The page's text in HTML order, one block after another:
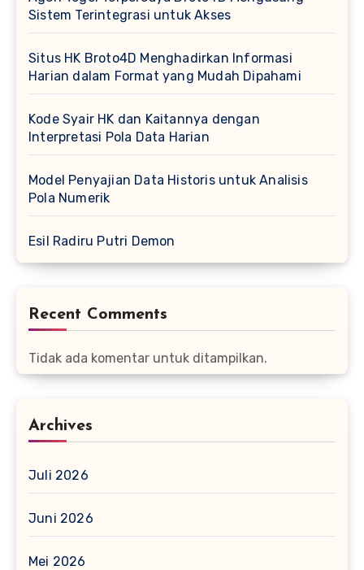
Sistem Terintegrasi untuk Akses
Situs HK Broto4D Menghadirkan Informasi
Harian dalam Format yang Mudah Dipahami
Kode Syair HK dan Kaitannya dengan
Interpretasi Pola Data Harian
Model Penyajian Data Historis untuk Analisis
Pola Numerik
Esil Radiru Putri Demon
Recent Comments
Tidak ada komentar untuk ditampilkan.
Archives
Juli 2026
Juni 2026
Mei 2026